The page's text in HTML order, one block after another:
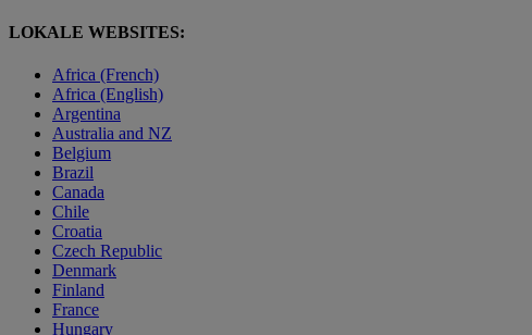
LOKALE WEBSITES:
Africa (French)
Africa (English)
Argentina
Australia and NZ
Belgium
Brazil
Canada
Chile
Croatia
Czech Republic
Denmark
Finland
France
Hungary